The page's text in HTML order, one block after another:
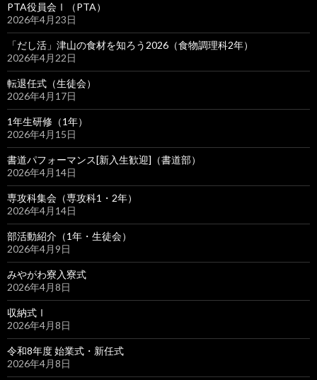
PTA役員会Ⅰ（PTA）
2026年4月23日
「だし活」津山の食材を知ろう2026（食物調理科2年）
2026年4月22日
転退任式（生徒会）
2026年4月17日
1年生研修（1年）
2026年4月15日
書道パフォーマンス[新入生歓迎]（書道部）
2026年4月14日
専攻科集会（専攻科1・2年）
2026年4月14日
部活動紹介（1年・生徒会）
2026年4月9日
みやがわ寮入寮式
2026年4月8日
収納式Ⅰ
2026年4月8日
令和8年度 始業式・新任式
2026年4月8日